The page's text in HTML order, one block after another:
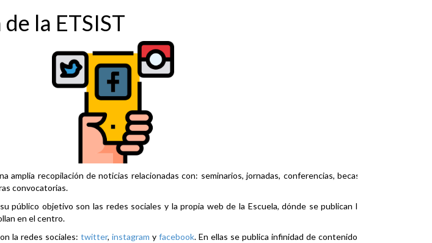
la ETSIST
amplia recopilación de noticias relacionadas con: seminarios, jornadas, conferencias, becas,
convocatorias.
público objetivo son las redes sociales y la propia web de la Escuela, dónde se publican la
en el centro.
la redes sociales: twitter, instagram y facebook. En ellas se publica infinidad de contenidos